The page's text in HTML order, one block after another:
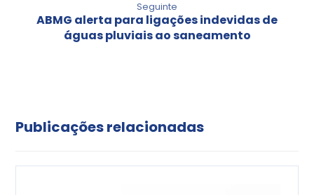
Seguinte
ABMG alerta para ligações indevidas de
águas pluviais ao saneamento
Publicações relacionadas